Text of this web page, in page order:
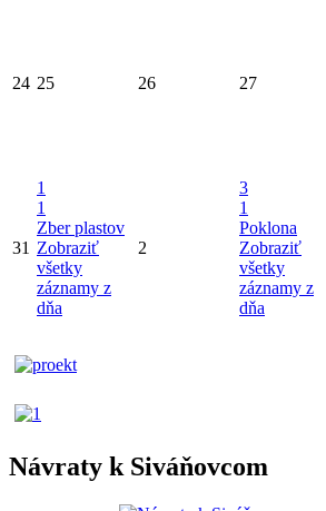
24 25 26 27
31
1
1
Zber plastov
Zobraziť
všetky
záznamy z
dňa
2
3
1
Poklona
Zobraziť
všetky
záznamy z
dňa
Návraty k Siváňovcom